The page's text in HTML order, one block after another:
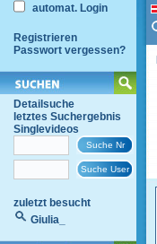
automat. Login
Registrieren
Passwort vergessen?
Detailsuche
letztes Suchergebnis
Singlevideos
zuletzt besucht
Giulia_